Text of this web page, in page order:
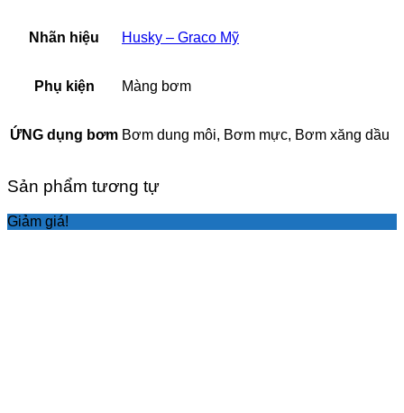
Nhãn hiệu Husky – Graco Mỹ
Phụ kiện Màng bơm
ỨNG dụng bơm Bơm dung môi, Bơm mực, Bơm xăng dầu
Sản phẩm tương tự
Giảm giá!